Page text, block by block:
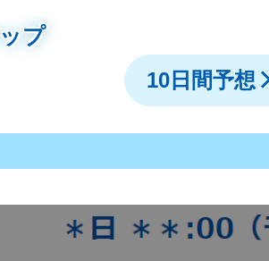
プ
10日間予想